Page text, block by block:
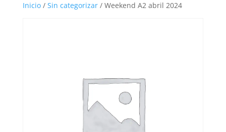
Inicio/ Sin categorizar/ Weekend A2 abril 2024